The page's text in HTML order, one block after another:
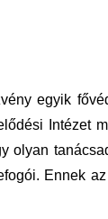
egyik
Intézet
olyan
Ennek